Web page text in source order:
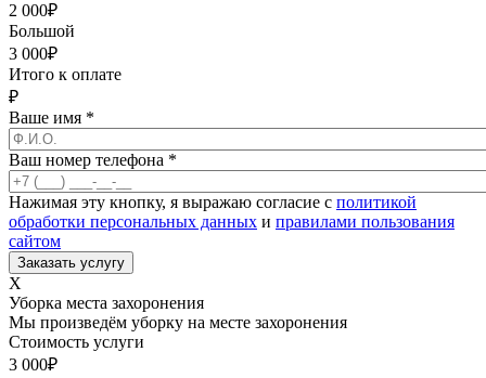
2 000₽
Большой
3 000₽
Итого к оплате
₽
Ваше имя *
Ваш номер телефона *
Нажимая эту кнопку, я выражаю согласие с политикой
обработки персональных данных и правилами пользования
сайтом
X
Уборка места захоронения
Мы произведём уборку на месте захоронения
Стоимость услуги
3 000₽